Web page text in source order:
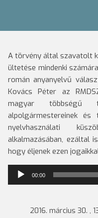
A törvény által szavatolt
ültetése mindenki
román anyanyelvű
Kovács Péter az
magyar többségű
alpolgármestereinek
nyelvhasználati
alkalmazásában, ezáltal
hogy éljenek ezen
Audió
lejátszó
00:00
2016. március 30. ,